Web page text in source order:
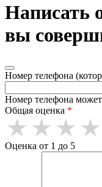
Написать
вы
Номер телефона
Номер телефона
Общая оценка *
Оценка от 1 до 5